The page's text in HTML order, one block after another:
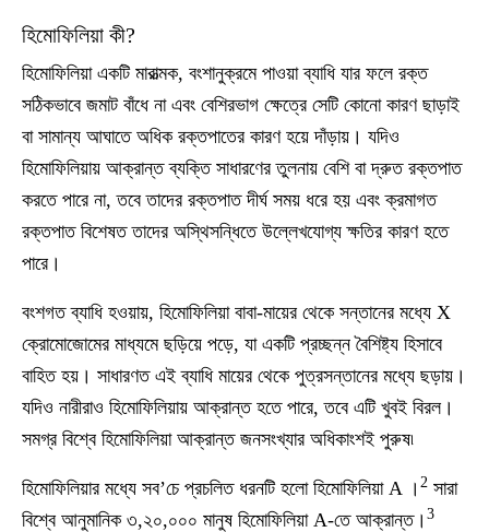
হিমোফিলিয়া কী?
হিমোফিলিয়া একটি মারাত্মক, বংশানুক্রমে পাওয়া ব্যাধি যার ফলে রক্ত ​​
সঠিকভাবে জমাট বাঁধে না এবং বেশিরভাগ ক্ষেত্রে সেটি কোনো কারণ ছাড়াই
বা সামান্য আঘাতে অধিক রক্তপাতের কারণ হয়ে দাঁড়ায়। যদিও
হিমোফিলিয়ায় আক্রান্ত ব্যক্তি সাধারণের তুলনায় বেশি বা দ্রুত রক্তপাত
করতে পারে না, তবে তাদের রক্তপাত দীর্ঘ সময় ধরে হয় এবং ক্রমাগত
রক্তপাত বিশেষত তাদের অস্থিসন্ধিতে উল্লেখযোগ্য ক্ষতির কারণ হতে
পারে।
বংশগত ব্যাধি হওয়ায়, হিমোফিলিয়া বাবা-মায়ের থেকে সন্তানের মধ্যে X
ক্রোমোজোমের মাধ্যমে ছড়িয়ে পড়ে, যা একটি প্রচ্ছন্ন বৈশিষ্ট্য হিসাবে
বাহিত হয়। সাধারণত এই ব্যাধি মায়ের থেকে পুত্রসন্তানের মধ্যে ছড়ায়।
যদিও নারীরাও হিমোফিলিয়ায় আক্রান্ত হতে পারে, তবে এটি খুবই বিরল।
সমগ্র বিশ্বে হিমোফিলিয়া আক্রান্ত জনসংখ্যার অধিকাংশই পুরুষ৷
হিমোফিলিয়ার মধ্যে সব’চে প্রচলিত ধরনটি হলো হিমোফিলিয়া A । 2 সারা
বিশ্বে আনুমানিক ৩,২০,০০০ মানুষ হিমোফিলিয়া A-তে আক্রান্ত। 3